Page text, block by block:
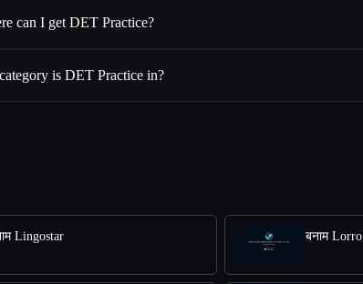
can I get DET Practice?
is DET Practice in?
Lingostar बनाम Lorro